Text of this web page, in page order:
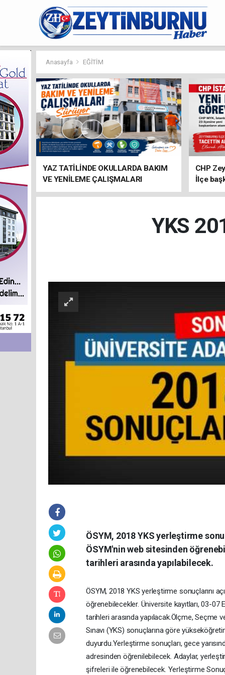
Anasayfa EĞİTİM
YAZ TATİLİNDE OKULLARDA BAKIM
VE YENİLEME ÇALIŞMALARI
SÜRÜYOR
CHP
İlçe
atandı
YKS
ÖSYM, 2018 YKS yerleştirme
ÖSYM'nin web sitesinden
tarihleri arasında yapılabilecek.
ÖSYM, 2018 YKS yerleştirme sonuçlarını
öğrenebilecekler. Üniversite kayıtları, 03-
tarihleri arasında yapılacak.Ölçme, Seçme
Sınavı (YKS) sonuçlarına göre
duyurdu.Yerleştirme sonuçları, gece
adresinden öğrenilebilecek. Adaylar,
şifreleri ile öğrenebilecek. Yerleştirme